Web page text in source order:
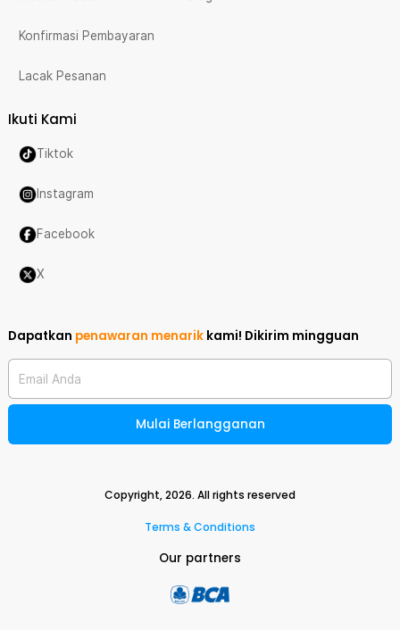
Konfirmasi Pembayaran
Lacak Pesanan
Ikuti Kami
Tiktok
Instagram
Facebook
X
Dapatkan penawaran menarik kami! Dikirim mingguan
Email Anda
Mulai Berlangganan
Copyright,2026. All rights reserved
Terms & Conditions
Our partners